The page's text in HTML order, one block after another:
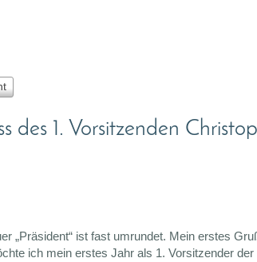
des 1. Vorsitzenden
„Präsident“ ist fast umrundet. Mein erstes
ich mein erstes Jahr als 1. Vorsitzender